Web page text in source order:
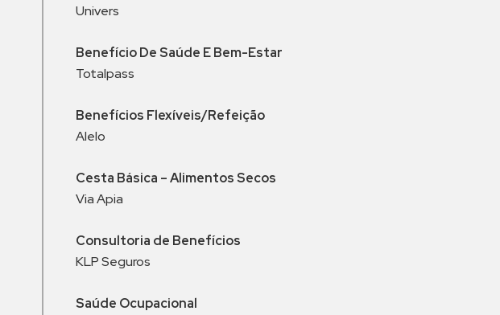
Univers
Benefício DeSaúde E Bem-Estar
Totalpass
Benefícios Flexíveis/Refeição
Alelo
Cesta Básica – Alimentos Secos
Via Apia
Consultoria de Benefícios
KLP Seguros
Saúde Ocupacional